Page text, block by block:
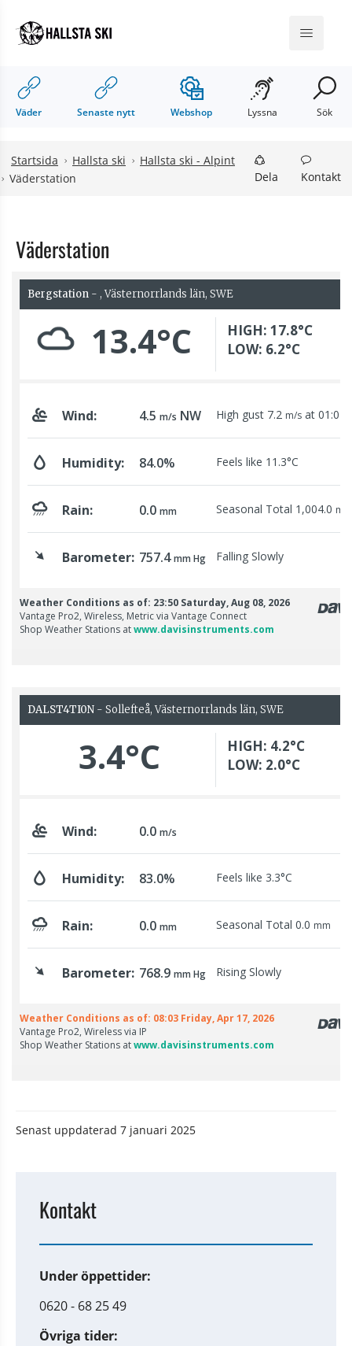
Väder Senaste nytt Webshop Lyssna Sök
Startsida Hallsta ski
Hallsta ski - Alpint
Väderstation
Dela Kontakt
Väderstation
Senast uppdaterad 7 januari 2025
Kontakt
Under öppettider:
0620 - 68 25 49
Övriga tider: